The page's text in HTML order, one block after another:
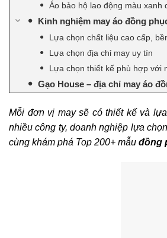
Áo bảo hộ lao động màu xanh
Kinh nghiệm may áo đồng
Lựa chọn chất liệu cao cấp,
Lựa chọn địa chỉ may uy tín
Lựa chọn thiết kế phù hợp với
Gạo House – địa chỉ may áo
Mỗi đơn vị may sẽ có thiết kế và
nhiều công ty, doanh nghiệp lựa
cùng khám phá Top 200+ mẫu đồng